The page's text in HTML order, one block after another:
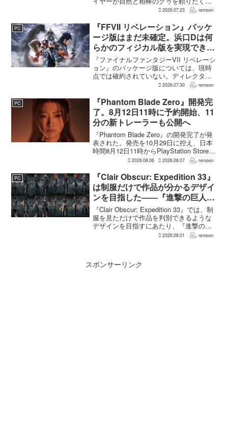
る戦闘が設計されている。そうした設計
ナリオライターを務めるゲームフリー
ク...
2026.07.23 remoon
PC
『FFVII リベレーション』パッケ
ージ版はまだ未確定。浜口Dは何
らかのフィジカル版を実現できる
よう調整中
『ファイナルファンタジーVII リベレーシ
ョン』のパッケージ版については、現時
点では確約されていない。ディレクター
の浜口直樹氏によると、具体的な商品ラ
フィジカル版を実現できるよう調整を進
めているという。G...
2026.07.30 remoon
PC
『Phantom Blade Zero』開発完
了。8月12日11時に予約開始、11
分の新トレーラーも公開へ
『Phantom Blade Zero』の開発完了が発
表された。発売を10月29日に控え、日本
時間8月12日11時からPlayStation Store、
Steam、Epic Games Storeで予約受付が
2026.08.06 2026.08.07 remoon
PC
『Clair Obscur: Expedition 33』
は制服だけで作品が分かるデザイ
ンを目指した――『進撃の巨人』
の制服と『BLEACH』のキャラ
造形が影響
『Clair Obscur: Expedition 33』では、制
服を見ただけで作品を判別できるような
デザインを目指すにあたり、『進撃の巨
人』を参考にしたという。あわせて、キ
2026.08.01 remoon
スポンサーリンク